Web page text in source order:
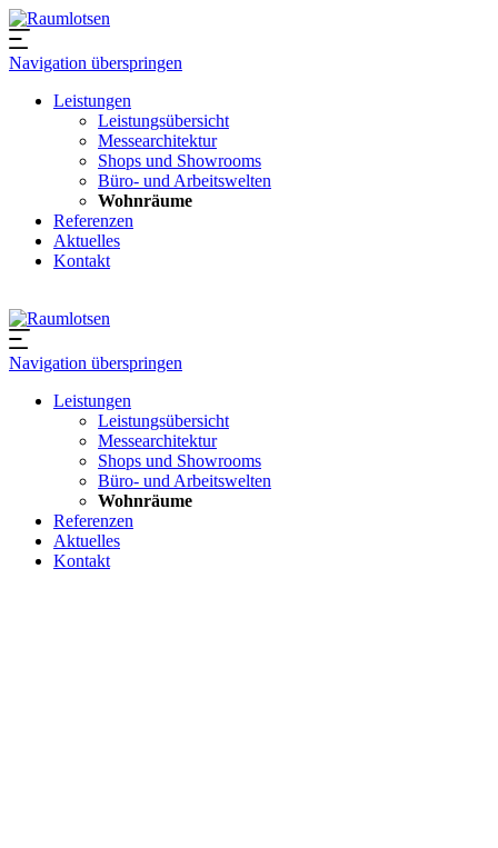
Navigation überspringen
Leistungen
Leistungsübersicht
Messearchitektur
Shops und Showrooms
Büro- und Arbeitswelten
Wohnräume
Referenzen
Aktuelles
Kontakt
Navigation überspringen
Leistungen
Leistungsübersicht
Messearchitektur
Shops und Showrooms
Büro- und Arbeitswelten
Wohnräume
Referenzen
Aktuelles
Kontakt